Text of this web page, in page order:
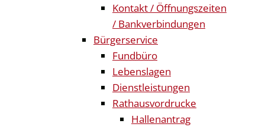
Kontakt / Öffnungszeiten
/ Bankverbindungen
Bürgerservice
Fundbüro
Lebenslagen
Dienstleistungen
Rathausvordrucke
Hallenantrag